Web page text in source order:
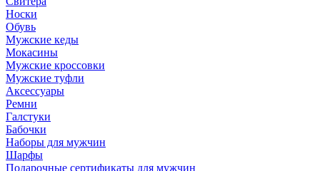
Носки
Обувь
Мужские кеды
Мокасины
Мужские кроссовки
Мужские туфли
Аксессуары
Ремни
Галстуки
Бабочки
Наборы для мужчин
Шарфы
Подарочные сертификаты для мужчин